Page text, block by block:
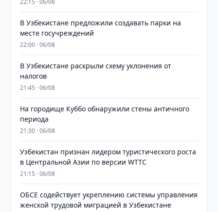
22:15 · 06/08
В Узбекистане предложили создавать парки на
месте госучреждений
22:00 · 06/08
В Узбекистане раскрыли схему уклонения от
налогов
21:45 · 06/08
На городище Куббо обнаружили стены античного
периода
21:30 · 06/08
Узбекистан признан лидером туристического роста
в Центральной Азии по версии WTTC
21:15 · 06/08
ОБСЕ содействует укреплению системы управления
женской трудовой миграцией в Узбекистане